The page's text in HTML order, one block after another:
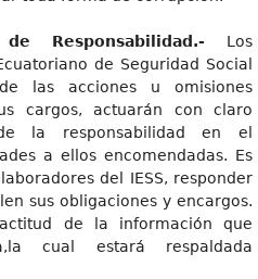
Responsabilidad.- Los
de Seguridad Social
las acciones u omisiones
cargos, actuarán con claro
la responsabilidad en el
a ellos encomendadas. Es
del IESS, responder
sus obligaciones y encargos.
de la información que
cual estará respaldada